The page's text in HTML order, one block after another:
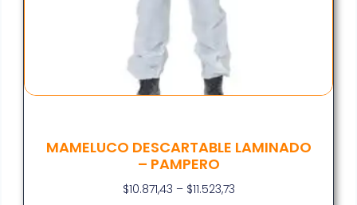
MAMELUCO DESCARTABLE LAMINADO
– PAMPERO
$10.871,43 – $11.523,73